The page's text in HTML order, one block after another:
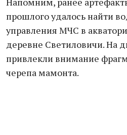
прошлого удалось найти
управления МЧС в
деревне Светиловичи. На
привлекли внимание
черепа мамонта.